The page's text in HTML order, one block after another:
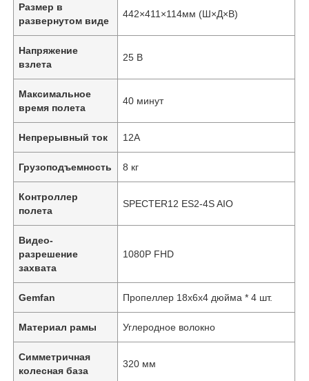
Размер в
развернутом виде
442×411×114мм (Ш×Д×В)
Напряжение
взлета
25 В
Максимальное
время полета
40 минут
Непрерывный ток 12А
Грузоподъемность 8 кг
Контроллер
полета
SPECTER12 ES2-4S AIO
Видео-
разрешение
захвата
1080P FHD
Gemfan Пропеллер 18x6x4 дюйма * 4 шт.
Материал рамы Углеродное волокно
Симметричная
колесная база
320 мм